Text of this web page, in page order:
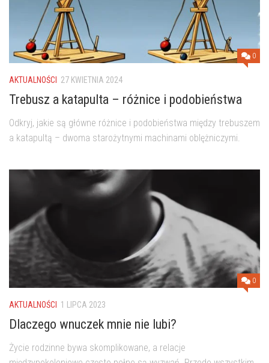
0
AKTUALNOŚCI 27 KWIETNIA 2024
Trebusz a katapulta – różnice i podobieństwa
Odkryj, jakie są główne różnice i podobieństwa między trebuszem
a katapultą – dwoma starożytnymi machinami oblężniczymi.
0
AKTUALNOŚCI 1 LIPCA 2023
Dlaczego wnuczek mnie nie lubi?
Życie rodzinne bywa skomplikowane, a relacje